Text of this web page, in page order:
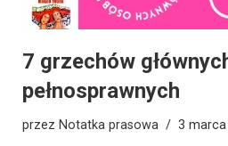
7 grzechów
pełnosprawnych
przez Notatka prasowa 3 marca